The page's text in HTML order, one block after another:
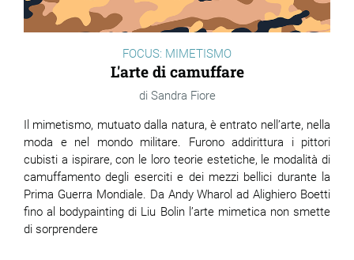
FOCUS: MIMETISMO
L'arte di camuffare
Sandra Fiore
Il mimetismo, mutuato dalla natura, è entrato nell’arte, nella
moda e nel mondo militare. Furono addirittura i pittori
cubisti a ispirare, con le loro teorie estetiche, le modalità di
camuffamento degli eserciti e dei mezzi bellici durante la
Prima Guerra Mondiale. Da Andy Wharol ad Alighiero Boetti
fino al bodypainting di Liu Bolin l’arte mimetica non smette
di sorprendere